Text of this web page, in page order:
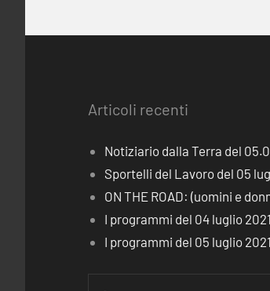
Articoli recenti
Notiziario dalla Terra del
Sportelli del Lavoro del 05
ON THE ROAD: (uomini e
I programmi del 04 luglio 2021
I programmi del 05 luglio 2021